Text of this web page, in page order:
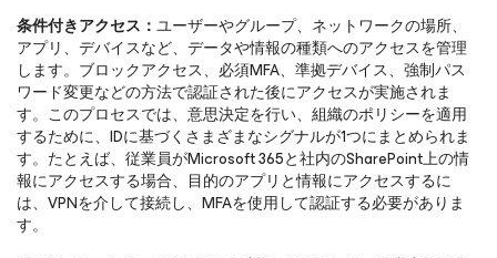
条件付きアクセス： ユーザーやグループ、ネットワークの場所、
アプリ、デバイスなど、データや情報の種類へのアクセスを管理
します。ブロックアクセス、必須MFA、準拠デバイス、強制パス
ワード変更などの方法で認証された後にアクセスが実施されま
す。このプロセスでは、意思決定を行い、組織のポリシーを適用
するために、IDに基づくさまざまなシグナルが1つにまとめられま
す。たとえば、従業員がMicrosoft 365と社内のSharePoint上の情
報にアクセスする場合、目的のアプリと情報にアクセスするに
は、VPNを介して接続し、MFAを使用して認証する必要がありま
す。